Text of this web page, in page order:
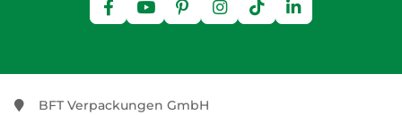
BFT Verpackungen GmbH